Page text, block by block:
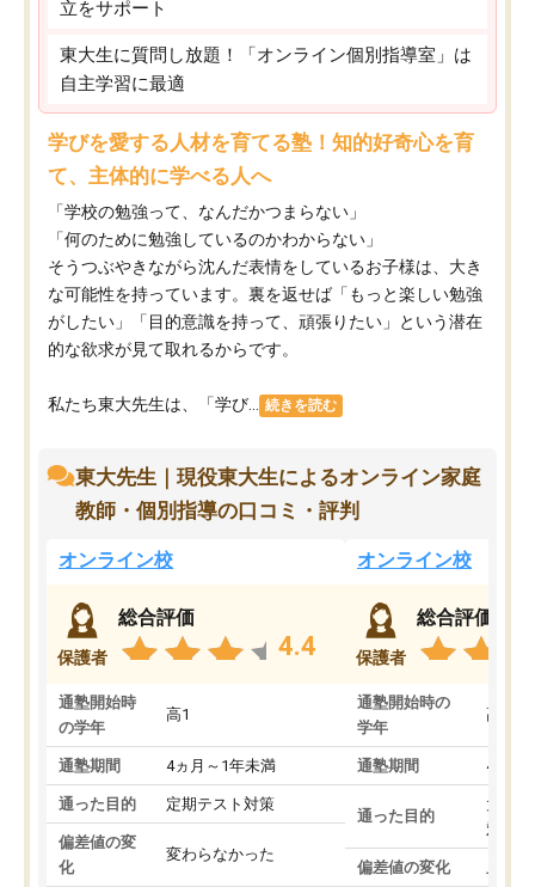
立をサポート
東大生に質問し放題！「オンライン個別指導室」は
自主学習に最適
学びを愛する人材を育てる塾！知的好奇心を育
て、主体的に学べる人へ
「学校の勉強って、なんだかつまらない」
「何のために勉強しているのかわからない」
そうつぶやきながら沈んだ表情をしているお子様は、大き
な可能性を持っています。裏を返せば「もっと楽しい勉強
がしたい」「目的意識を持って、頑張りたい」という潜在
的な欲求が見て取れるからです。
私たち東大先生は、「学び... 続きを読む
東大先生｜現役東大生によるオンライン家庭
教師・個別指導の口コミ・評判
オンライン校
保護者
総合評価
4.4
通塾開始時
の学年
高1
通塾期間 4ヵ月～1年未満
通った目的 定期テスト対策
偏差値の変
化
変わらなかった
オンライン校
保護者
総合評価
通塾開始時の
学年
高3
通塾期間 4ヵ月
通った目的
大学
対策
偏差値の変化 上が